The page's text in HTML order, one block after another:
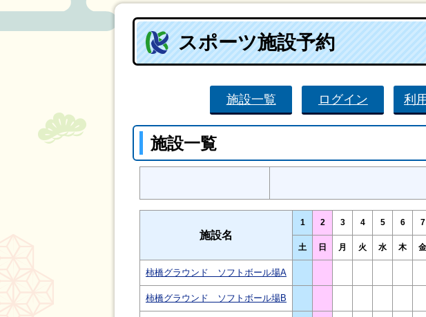
スポーツ施設予約
施設一覧 ログイン 利
施設一覧
施設名
1 2 3 4 5 6 7
土 日 月 火 水 木 金
柿橋グラウンド ソフトボール場A
柿橋グラウンド ソフトボール場B